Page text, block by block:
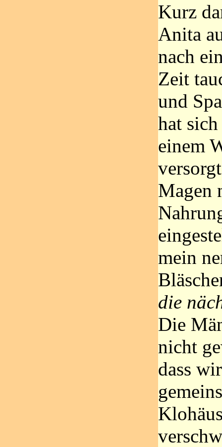
Kurz
Anita
nach
Zeit
und
hat
einem
Magen
mein
die
Die
nicht
dass